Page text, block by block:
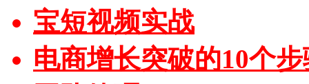
宝短视频实战
电商增长突破的10个